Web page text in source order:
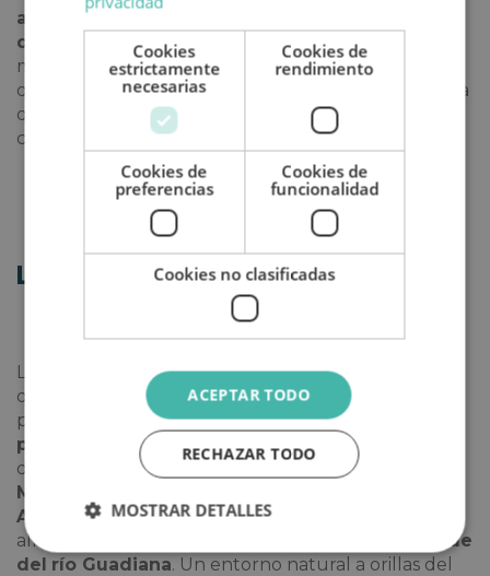
adentrarte en una grandísima ciudad romana
que se situaba en el subsuelo de Mérida
más y nada menos que 12000 metros cuadrados
que formaban una antigua civilización romana de la
que se han podido salvar varios mosaicos, partes de
calzadas, murallas y villas.
Lugares que te enamorarán
La ciudad tiene muchos rincones llenos de magia
que te invitamos a descubrir en un paseo tranquilo
por el centro. Uno de los más emblemáticos es la
plaza de España
. Un extenso cuadrado envuelto
de edificios históricos como
el Palacio de los
Mendoza, el Palacio de la China y el
Ayuntamiento. Si te apetece perderte por los
alrededores de la ciudad, puedes dirigirte al
parque
del río Guadiana. Un entorno natural a orillas del
Cookies
estrictamente
necesarias
Cookies de
rendimiento
Cookies de
preferencias
Cookies de
funcionalidad
Cookies no clasificadas
ACEPTAR TODO
RECHAZAR TODO
MOSTRAR DETALLES